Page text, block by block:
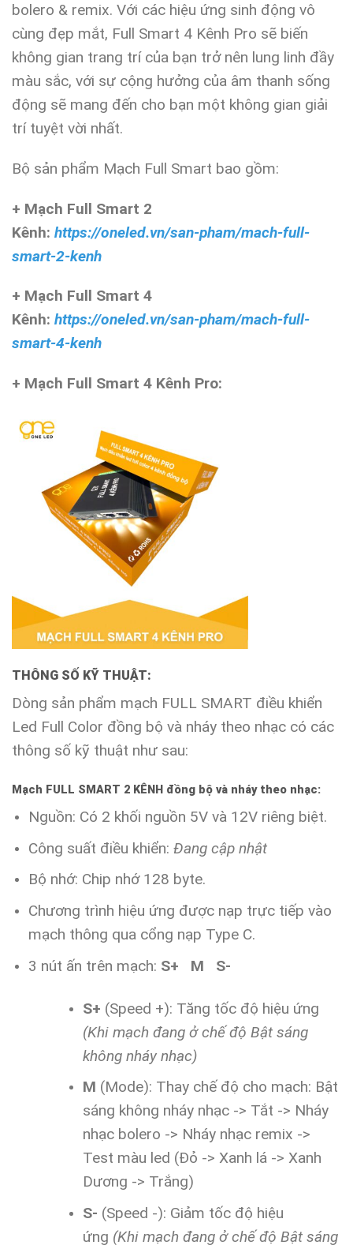
bolero & remix. Với các hiệu ứng sinh động vô
cùng đẹp mắt, Full Smart 4 Kênh Pro sẽ biến
không gian trang trí của bạn trở nên lung linh đầy
màu sắc, với sự cộng hưởng của âm thanh sống
động sẽ mang đến cho bạn một không gian giải
trí tuyệt vời nhất.
Bộ sản phẩm Mạch Full Smart bao gồm:
+ Mạch Full Smart 2
Kênh: https://oneled.vn/san-pham/mach-full-
smart-2-kenh
+ Mạch Full Smart 4
Kênh: https://oneled.vn/san-pham/mach-full-
smart-4-kenh
+ Mạch Full Smart 4 Kênh Pro:
THÔNG SỐ KỸ THUẬT:
Dòng sản phẩm mạch FULL SMART điều khiển
Led Full Color đồng bộ và nháy theo nhạc có các
thông số kỹ thuật như sau:
Mạch FULL SMART 2 KÊNH đồng bộ và nháy theo nhạc:
Nguồn: Có 2 khối nguồn 5V và 12V riêng biệt.
Công suất điều khiển: Đang cập nhật
Bộ nhớ: Chip nhớ 128 byte.
Chương trình hiệu ứng được nạp trực tiếp vào
mạch thông qua cổng nạp Type C.
3 nút ấn trên mạch: S+ M S-
S+ (Speed +): Tăng tốc độ hiệu ứng
(Khi mạch đang ở chế độ Bật sáng
không nháy nhạc)
M (Mode): Thay chế độ cho mạch: Bật
sáng không nháy nhạc -> Tắt -> Nháy
nhạc bolero -> Nháy nhạc remix ->
Test màu led (Đỏ -> Xanh lá -> Xanh
Dương -> Trắng)
S- (Speed -): Giảm tốc độ hiệu
ứng (Khi mạch đang ở chế độ Bật sáng